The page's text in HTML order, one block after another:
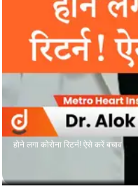
होने लगा कोरोना रिटर्न! ऐसे करें बचाव